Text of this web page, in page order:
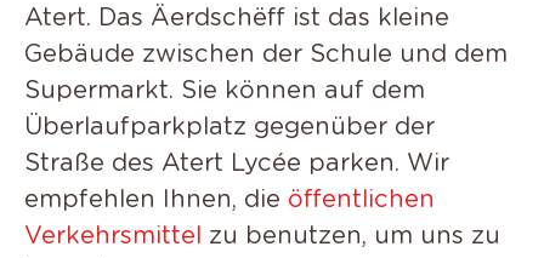
Atert. Das Äerdschëff ist das kleine
Gebäude zwischen der Schule und dem
Supermarkt. Sie können auf dem
Überlaufparkplatz gegenüber der
Straße des Atert Lycée parken. Wir
empfehlen Ihnen, die öffentlichen
Verkehrsmittel zu benutzen, um uns zu